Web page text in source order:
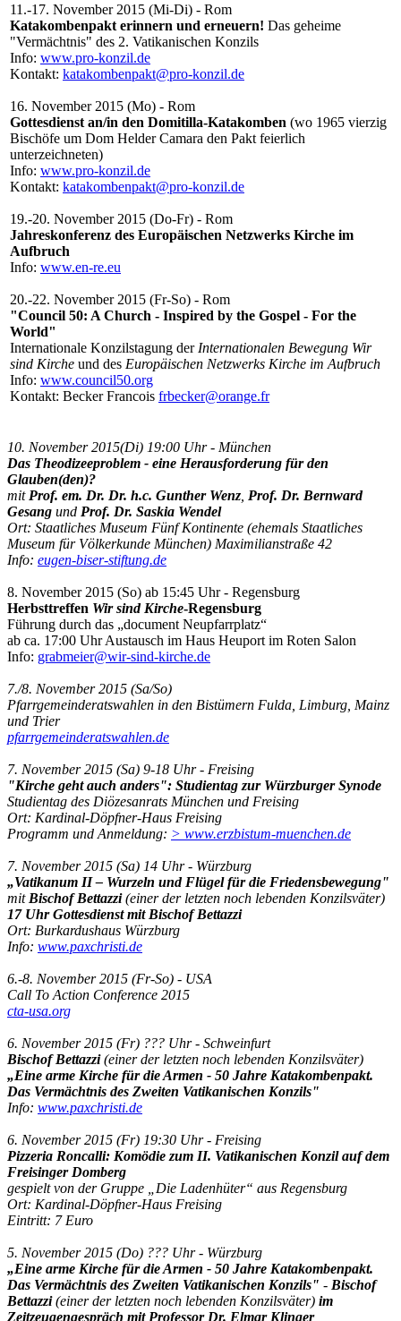
11.-17. November 2015 (Mi-Di) - Rom
Katakombenpakt erinnern und erneuern! Das geheime
"Vermächtnis" des 2. Vatikanischen Konzils
Info: www.pro-konzil.de
Kontakt: katakombenpakt@pro-konzil.de
16. November 2015 (Mo) - Rom
Gottesdienst an/in den Domitilla-Katakomben (wo 1965 vierzig
Bischöfe um Dom Helder Camara den Pakt feierlich
unterzeichneten)
Info: www.pro-konzil.de
Kontakt: katakombenpakt@pro-konzil.de
19.-20. November 2015 (Do-Fr) - Rom
Jahreskonferenz des Europäischen Netzwerks Kirche im
Aufbruch
Info: www.en-re.eu
20.-22. November 2015 (Fr-So) - Rom
"Council 50: A Church - Inspired by the Gospel - For the
World"
Internationale Konzilstagung der Internationalen Bewegung Wir
sind Kirche und des Europäischen Netzwerks Kirche im Aufbruch
Info: www.council50.org
Kontakt: Becker Francois frbecker@orange.fr
10. November 2015(Di) 19:00 Uhr - München
Das Theodizeeproblem - eine Herausforderung für den
Glauben(den)?
mit Prof. em. Dr. Dr. h.c. Gunther Wenz Prof. Dr. Bernward
Gesang und Prof. Dr. Saskia Wendel
Ort: Staatliches Museum Fünf Kontinente (ehemals Staatliches
Museum für Völkerkunde München) Maximilianstraße 42
Info: eugen-biser-stiftung.de
8. November 2015 (So) ab 15:45 Uhr - Regensburg
Herbsttreffen Wir sind Kirche-Regensburg
Führung durch das „document Neupfarrplatz“
ab ca. 17:00 Uhr Austausch im Haus Heuport im Roten Salon
Info: grabmeier@wir-sind-kirche.de
7./8. November 2015 (Sa/So)
Pfarrgemeinderatswahlen in den Bistümern Fulda, Limburg, Mainz
und Trier
pfarrgemeinderatswahlen.de
7. November 2015 (Sa) 9-18 Uhr - Freising
"Kirche geht auch anders": Studientag zur Würzburger Synode
Studientag des Diözesanrats München und Freising
Ort: Kardinal-Döpfner-Haus Freising
Programm und Anmeldung: > www.erzbistum-muenchen.de
7. November 2015 (Sa) 14 Uhr - Würzburg
„Vatikanum II – Wurzeln und Flügel für die Friedensbewegung"
mit Bischof Bettazzi(einer der letzten noch lebenden Konzilsväter)
17 Uhr Gottesdienst mit Bischof Bettazzi
Ort: Burkardushaus Würzburg
Info: www.paxchristi.de
6.-8. November 2015 (Fr-So) - USA
Call To Action Conference 2015
cta-usa.org
6. November 2015 (Fr) ??? Uhr - Schweinfurt
Bischof Bettazzi(einer der letzten noch lebenden Konzilsväter)
„Eine arme Kirche für die Armen - 50 Jahre Katakombenpakt.
Das Vermächtnis des Zweiten Vatikanischen Konzils"
Info: www.paxchristi.de
6. November 2015 (Fr) 19:30 Uhr - Freising
Pizzeria Roncalli: Komödie zum II. Vatikanischen Konzil auf dem
Freisinger Domberg
gespielt von der Gruppe „Die Ladenhüter“ aus Regensburg
Ort: Kardinal-Döpfner-Haus Freising
Eintritt: 7 Euro
5. November 2015 (Do) ??? Uhr - Würzburg
„Eine arme Kirche für die Armen - 50 Jahre Katakombenpakt.
Das Vermächtnis des Zweiten Vatikanischen Konzils" - Bischof
Bettazzi(einer der letzten noch lebenden Konzilsväter) im
Zeitzeugengespräch mit Professor Dr. Elmar Klinger